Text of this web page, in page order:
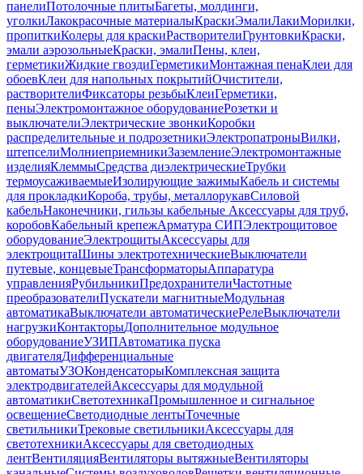
панелиПотолочные плитыБагеты, молдинги,
уголкиЛакокрасочные материалыКраскиЭмалиЛакиМорилки,
пропиткиКолеры для краскиРастворителиГрунтовкиКраски,
эмали аэрозольныеКраски, эмалиПены, клеи,
герметикиЖидкие гвоздиГерметикиМонтажная пенаКлеи для
обоевКлеи для напольных покрытийОчистители,
растворителиФиксаторы резьбыКлеиГерметики,
пеныЭлектромонтажное оборудованиеРозетки и
выключателиЭлектрические звонкиКоробки
распределительные и подрозетникиЭлектропатроныВилки,
штепселиМолниеприемникиЗаземлениеЭлектромонтажные
изделияКлеммыСредства диэлектрическиеТрубки
термоусаживаемыеИзолирующие зажимыКабель и системы
для прокладкиКороба, трубы, металлорукавСиловой
кабельНаконечники, гильзы кабельные Аксессуары для труб,
коробовКабельный крепежАрматура СИПЭлектрощитовое
оборудованиеЭлектрощитыАксессуары для
электрощитаШины электротехническиеВыключатели
путевые, концевыеТрансформаторыАппаратура
управленияРубильникиПредохранителиЧастотные
преобразователиПускатели магнитныеМодульная
автоматикаВыключатели автоматическиеРелеВыключатели
нагрузкиКонтакторыДополнительное модульное
оборудованиеУЗИПАвтоматика пуска
двигателяДифференциальные
автоматыУЗОКонденсаторыКомплексная защита
электродвигателейАксессуары для модульной
автоматикиСветотехникаПромышленное и сигнальное
освещениеСветодиодные лентыТочечные
светильникиТрековые светильникиАксессуары для
светотехникиАксессуары для светодиодных
лентВентиляцияВентиляторы вытяжныеВентиляторы